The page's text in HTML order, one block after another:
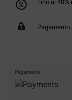
Fino al 40%
Pagamento
Pagamento